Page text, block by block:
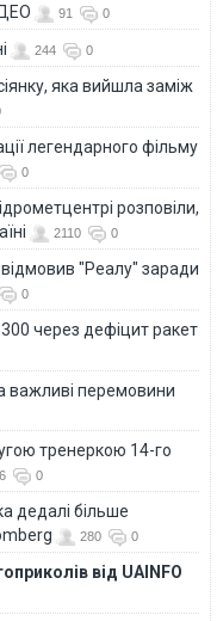
91 0
244 0
яка вийшла заміж
легендарного фільму
0
розповіли,
2110 0
"Реалу" заради
0
через дефіцит ракет
важливі перемовини
тренеркою 14-го
0
дедалі більше
280 0
від UAINFO